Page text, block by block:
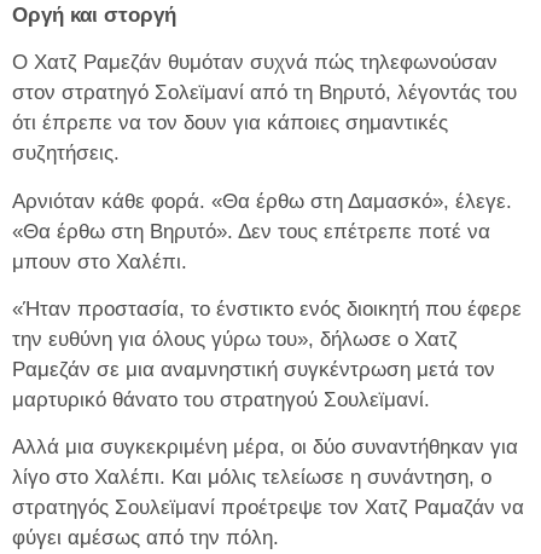
Οργή και στοργή
Ο Χατζ Ραμεζάν θυμόταν συχνά πώς τηλεφωνούσαν
στον στρατηγό Σολεϊμανί από τη Βηρυτό, λέγοντάς του
ότι έπρεπε να τον δουν για κάποιες σημαντικές
συζητήσεις.
Αρνιόταν κάθε φορά. «Θα έρθω στη Δαμασκό», έλεγε.
«Θα έρθω στη Βηρυτό». Δεν τους επέτρεπε ποτέ να
μπουν στο Χαλέπι.
«Ήταν προστασία, το ένστικτο ενός διοικητή που έφερε
την ευθύνη για όλους γύρω του», δήλωσε ο Χατζ
Ραμεζάν σε μια αναμνηστική συγκέντρωση μετά τον
μαρτυρικό θάνατο του στρατηγού Σουλεϊμανί.
Αλλά μια συγκεκριμένη μέρα, οι δύο συναντήθηκαν για
λίγο στο Χαλέπι. Και μόλις τελείωσε η συνάντηση, ο
στρατηγός Σουλεϊμανί προέτρεψε τον Χατζ Ραμαζάν να
φύγει αμέσως από την πόλη.